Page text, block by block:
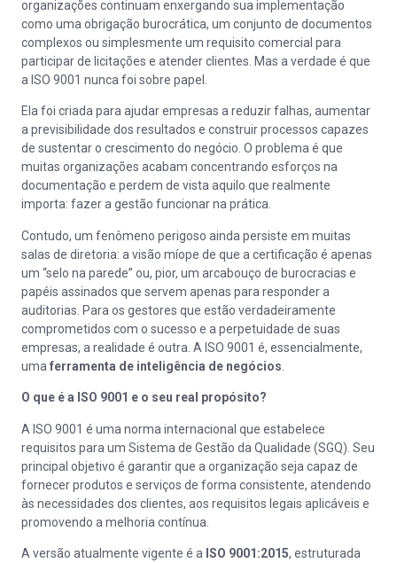
organizações continuam enxergando sua implementação
como uma obrigação burocrática, um conjunto de documentos
complexos ou simplesmente um requisito comercial para
participar de licitações e atender clientes. Mas a verdade é que
a ISO 9001 nunca foi sobre papel.
Ela foi criada para ajudar empresas a reduzir falhas, aumentar
a previsibilidade dos resultados e construir processos capazes
de sustentar o crescimento do negócio. O problema é que
muitas organizações acabam concentrando esforços na
documentação e perdem de vista aquilo que realmente
importa: fazer a gestão funcionar na prática.
Contudo, um fenômeno perigoso ainda persiste em muitas
salas de diretoria: a visão míope de que a certificação é apenas
um “selo na parede” ou, pior, um arcabouço de burocracias e
papéis assinados que servem apenas para responder a
auditorias. Para os gestores que estão verdadeiramente
comprometidos com o sucesso e a perpetuidade de suas
empresas, a realidade é outra. A ISO 9001 é, essencialmente,
uma ferramenta de inteligência de negócios
O que é a ISO 9001 e o seu real propósito?
A ISO 9001 é uma norma internacional que estabelece
requisitos para um Sistema de Gestão da Qualidade (SGQ). Seu
principal objetivo é garantir que a organização seja capaz de
fornecer produtos e serviços de forma consistente, atendendo
às necessidades dos clientes, aos requisitos legais aplicáveis e
promovendo a melhoria contínua.
A versão atualmente vigente é a ISO 9001:2015, estruturada